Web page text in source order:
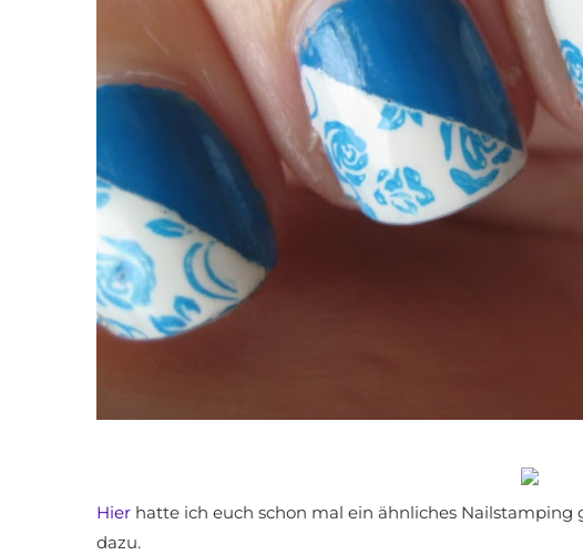
Hier hatte ich euch schon mal ein ähnliches
dazu.